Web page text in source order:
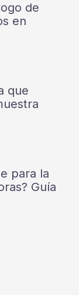
de
en
que
para la
Guía